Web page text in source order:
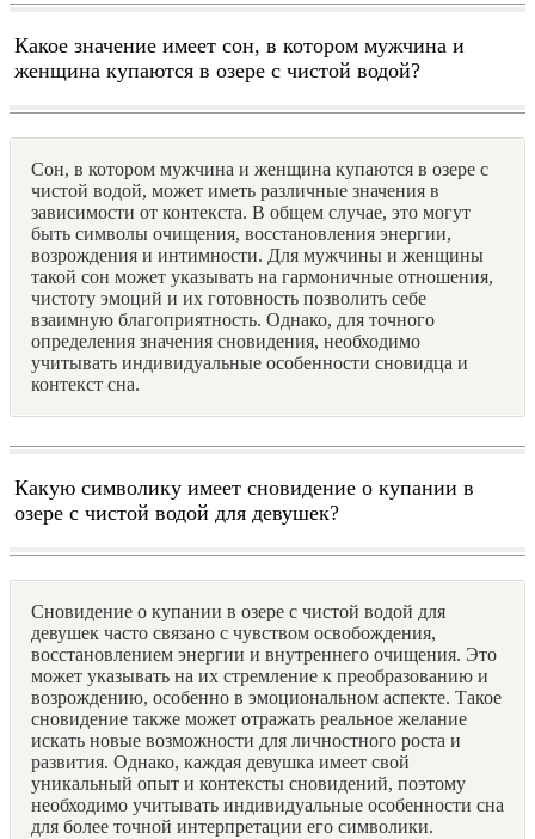
Какое значение имеет сон, в котором мужчина и
женщина купаются в озере с чистой водой?
Сон, в котором мужчина и женщина купаются в озере с
чистой водой, может иметь различные значения в
зависимости от контекста. В общем случае, это могут
быть символы очищения, восстановления энергии,
возрождения и интимности. Для мужчины и женщины
такой сон может указывать на гармоничные отношения,
чистоту эмоций и их готовность позволить себе
взаимную благоприятность. Однако, для точного
определения значения сновидения, необходимо
учитывать индивидуальные особенности сновидца и
контекст сна.
Какую символику имеет сновидение о купании в
озере с чистой водой для девушек?
Сновидение о купании в озере с чистой водой для
девушек часто связано с чувством освобождения,
восстановлением энергии и внутреннего очищения. Это
может указывать на их стремление к преобразованию и
возрождению, особенно в эмоциональном аспекте. Такое
сновидение также может отражать реальное желание
искать новые возможности для личностного роста и
развития. Однако, каждая девушка имеет свой
уникальный опыт и контексты сновидений, поэтому
необходимо учитывать индивидуальные особенности сна
для более точной интерпретации его символики.